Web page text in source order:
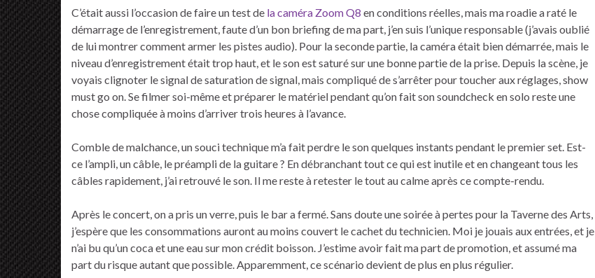
C’était aussi l’occasion de faire un test de la caméra Zoom Q8 en conditions réelles, mais ma roadie a raté le
démarrage de l’enregistrement, faute d’un bon briefing de ma part, j’en suis l’unique responsable (j’avais oublié
de lui montrer comment armer les pistes audio). Pour la seconde partie, la caméra était bien démarrée, mais le
niveau d’enregistrement était trop haut, et le son est saturé sur une bonne partie de la prise. Depuis la scène, je
voyais clignoter le signal de saturation de signal, mais compliqué de s’arrêter pour toucher aux réglages, show
must go on. Se filmer soi-même et préparer le matériel pendant qu’on fait son soundcheck en solo reste une
chose compliquée à moins d’arriver trois heures à l’avance.
Comble de malchance, un souci technique m’a fait perdre le son quelques instants pendant le premier set. Est-
ce l’ampli, un câble, le préampli de la guitare ? En débranchant tout ce qui est inutile et en changeant tous les
câbles rapidement, j’ai retrouvé le son. Il me reste à retester le tout au calme après ce compte-rendu.
Après le concert, on a pris un verre, puis le bar a fermé. Sans doute une soirée à pertes pour la Taverne des Arts,
j’espère que les consommations auront au moins couvert le cachet du technicien. Moi je jouais aux entrées, et je
n’ai bu qu’un coca et une eau sur mon crédit boisson. J’estime avoir fait ma part de promotion, et assumé ma
part du risque autant que possible. Apparemment, ce scénario devient de plus en plus régulier.